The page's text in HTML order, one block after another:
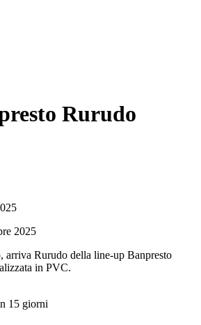
Rurudo
2025
arriva Rurudo della line-up Banpresto
in PVC.
15 giorni